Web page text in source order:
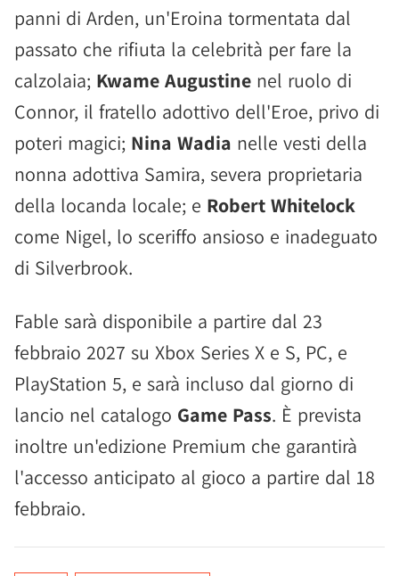
panni di Arden, un'Eroina tormentata dal
passato che rifiuta la celebrità per fare la
calzolaia; Kwame Augustine nel ruolo di
Connor, il fratello adottivo dell'Eroe, privo di
poteri magici; Nina Wadia nelle vesti della
nonna adottiva Samira, severa proprietaria
della locanda locale; e Robert Whitelock
come Nigel, lo sceriffo ansioso e inadeguato
di Silverbrook.
Fable sarà disponibile a partire dal 23
febbraio 2027 su Xbox Series X e S, PC, e
PlayStation 5, e sarà incluso dal giorno di
lancio nel catalogo Game Pass. È prevista
inoltre un'edizione Premium che garantirà
l'accesso anticipato al gioco a partire dal 18
febbraio.